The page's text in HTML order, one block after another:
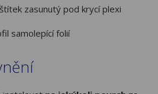
zasunutý pod krycí plexi
samolepící folií